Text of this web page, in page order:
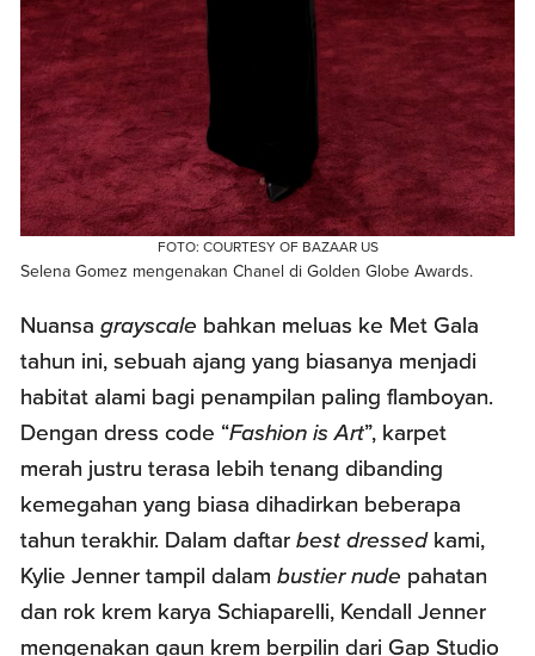
FOTO: COURTESY OF BAZAAR US
Selena Gomez mengenakan Chanel di Golden Globe Awards.
Nuansagrayscale bahkan meluas ke Met Gala
tahun ini, sebuah ajang yang biasanya menjadi
habitat alami bagi penampilan paling flamboyan.
Dengan dress code “Fashion is Art”, karpet
merah justru terasa lebih tenang dibanding
kemegahan yang biasa dihadirkan beberapa
tahun terakhir. Dalam daftarbest dressedkami,
Kylie Jenner tampil dalambustier nude pahatan
dan rok krem karya Schiaparelli, Kendall Jenner
mengenakan gaun krem berpilin dari Gap Studio